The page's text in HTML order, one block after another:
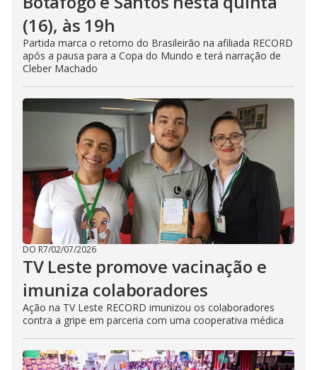
(16), às 19h
Partida marca o retorno do Brasileirão na afiliada RECORD
após a pausa para a Copa do Mundo e terá narração de
Cleber Machado
DO R7/02/07/2026
TV Leste promove vacinação e
imuniza colaboradores
Ação na TV Leste RECORD imunizou os colaboradores
contra a gripe em parceria com uma cooperativa médica